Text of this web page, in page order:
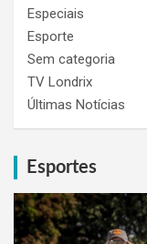
Especiais
Esporte
Sem categoria
TV Londrix
Últimas Notícias
Esportes